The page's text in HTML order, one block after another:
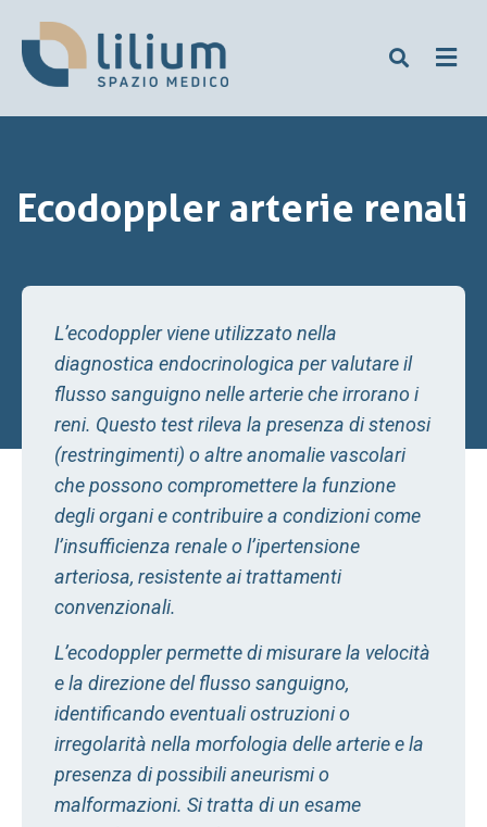
Ecodoppler arterie renali
L’ecodoppler viene utilizzato nella
diagnostica endocrinologica per valutare il
flusso sanguigno nelle arterie che irrorano i
reni. Questo test rileva la presenza di stenosi
(restringimenti) o altre anomalie vascolari
che possono compromettere la funzione
degli organi e contribuire a condizioni come
l’insufficienza renale o l’ipertensione
arteriosa, resistente ai trattamenti
convenzionali.
L’ecodoppler permette di misurare la velocità
e la direzione del flusso sanguigno,
identificando eventuali ostruzioni o
irregolarità nella morfologia delle arterie e la
presenza di possibili aneurismi o
malformazioni. Si tratta di un esame